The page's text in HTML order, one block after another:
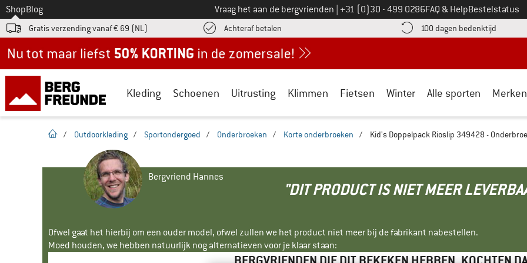
Naar
ShopBlog Vraag het aan de bergvrienden Bel ons op
+31 (0)30 - 499 0286FAQ & HelpBestelstatus
Gratis verzending vanaf € 69 (NL) Achteraf betalen vind de betalingsinformatie hier! Opent in een infovak
100 dagen bedenktijd Vind
Kleding Schoenen Uitrusting Klimmen Fietsen Winter Alle sporten Merken
Startpagina
/ Outdoorkleding / Sportondergoed / Onderbroeken / Korte onderbroeken / Kid's Doppelpack Rioslip 349428 -
Bergvriend Hannes
"DIT PRODUCT IS NIET MEER
Ofwel gaat het hierbij om een ouder model, ofwel zullen we het product niet meer bij de fabrikant nabestellen.
Moed houden, we hebben natuurlijk nog alternatieven voor je klaar staan: